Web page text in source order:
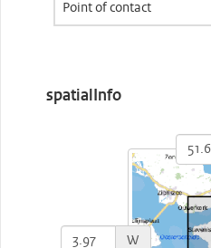
Point of contact
spatialInfo
W